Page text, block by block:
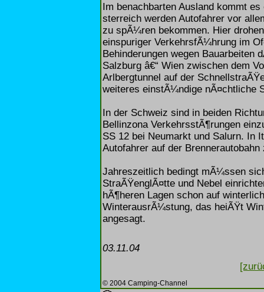
Im benachbarten Ausland kommt
sterreich werden Autofahrer vor
zu spÃ¼ren bekommen. Hier
einspuriger VerkehrsfÃ¼hrung im
Behinderungen wegen Bauarbeiten
Salzburg â€“ Wien zwischen dem
Arlbergtunnel auf der
weiteres einstÃ¼ndige nÃ¤chtliche
In der Schweiz sind in beiden
Bellinzona VerkehrsstÃ¶rungen
SS 12 bei Neumarkt und Salurn. In
Autofahrer auf der
Jahreszeitlich bedingt mÃ¼ssen
StraÃŸenglÃ¤tte und Nebel
hÃ¶heren Lagen schon auf
WinterausrÃ¼stung, das heiÃŸt
angesagt.
03.11.04
© 2004 Camping-Channel